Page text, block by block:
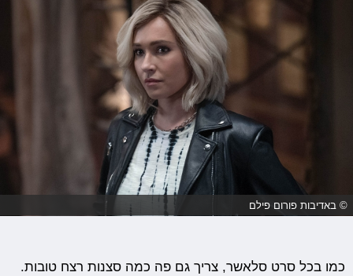
© באדיבות פורום פילם
כמו בכל סרט סלאשר, צריך גם פה כמה סצנות רצח טובות.